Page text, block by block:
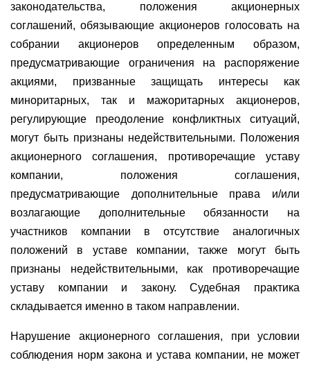
законодательства, положения акционерных
соглашений, обязывающие акционеров голосовать на
собрании акционеров определенным образом,
предусматривающие ограничения на распоряжение
акциями, призванные защищать интересы как
миноритарных, так и мажоритарных акционеров,
регулирующие преодоление конфликтных ситуаций,
могут быть признаны недействительными. Положения
акционерного соглашения, противоречащие уставу
компании, положения соглашения,
предусматривающие дополнительные права и/или
возлагающие дополнительные обязанности на
участников компании в отсутствие аналогичных
положений в уставе компании, также могут быть
признаны недействительными, как противоречащие
уставу компании и закону. Судебная практика
складывается именно в таком направлении.
Нарушение акционерного соглашения, при условии
соблюдения норм закона и устава компании, не может